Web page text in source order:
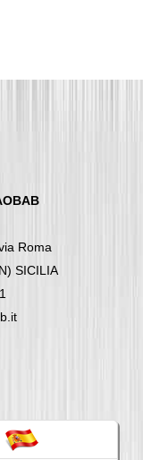
Roma
SICILIA